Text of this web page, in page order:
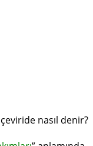
nasıl denir?